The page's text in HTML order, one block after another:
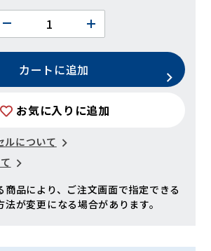
カートに追加
お気に入りに追加
ルについて
商品により、ご注文画面で指定できる
が変更になる場合があります。